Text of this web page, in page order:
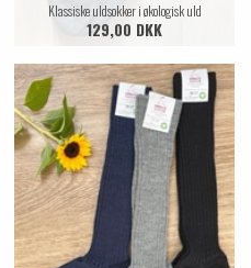
Klassiske uldsokker i økologisk uld
129,00 DKK